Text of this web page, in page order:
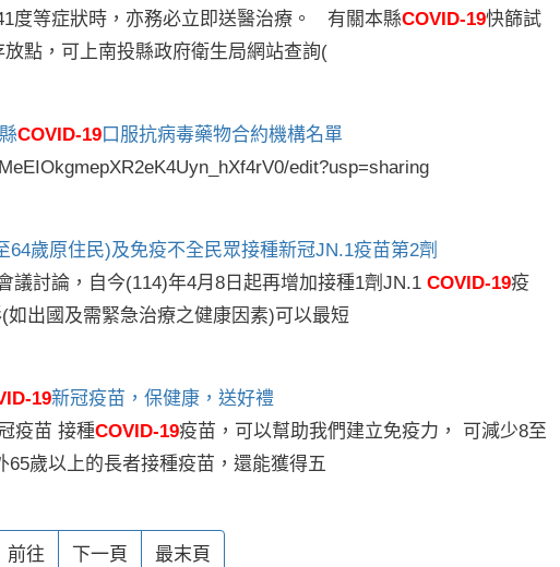
度等症狀時，亦務必立即送醫治療。 有關本縣COVID-19快篩試
點，可上南投縣政府衛生局網站查詢(
COVID-19口服抗病毒藥物合約機構名單
edit?usp=sharing
歲原住民)及免疫不全民眾接種新冠JN.1疫苗第2劑
討論，自今(114)年4月8日起再增加接種1劑JN.1 COVID-19疫
出國及需緊急治療之健康因素)可以最短
19新冠疫苗，保健康，送好禮
疫苗 接種COVID-19疫苗，可以幫助我們建立免疫力， 可減少8至
歲以上的長者接種疫苗，還能獲得五
前往 下一頁 最末頁